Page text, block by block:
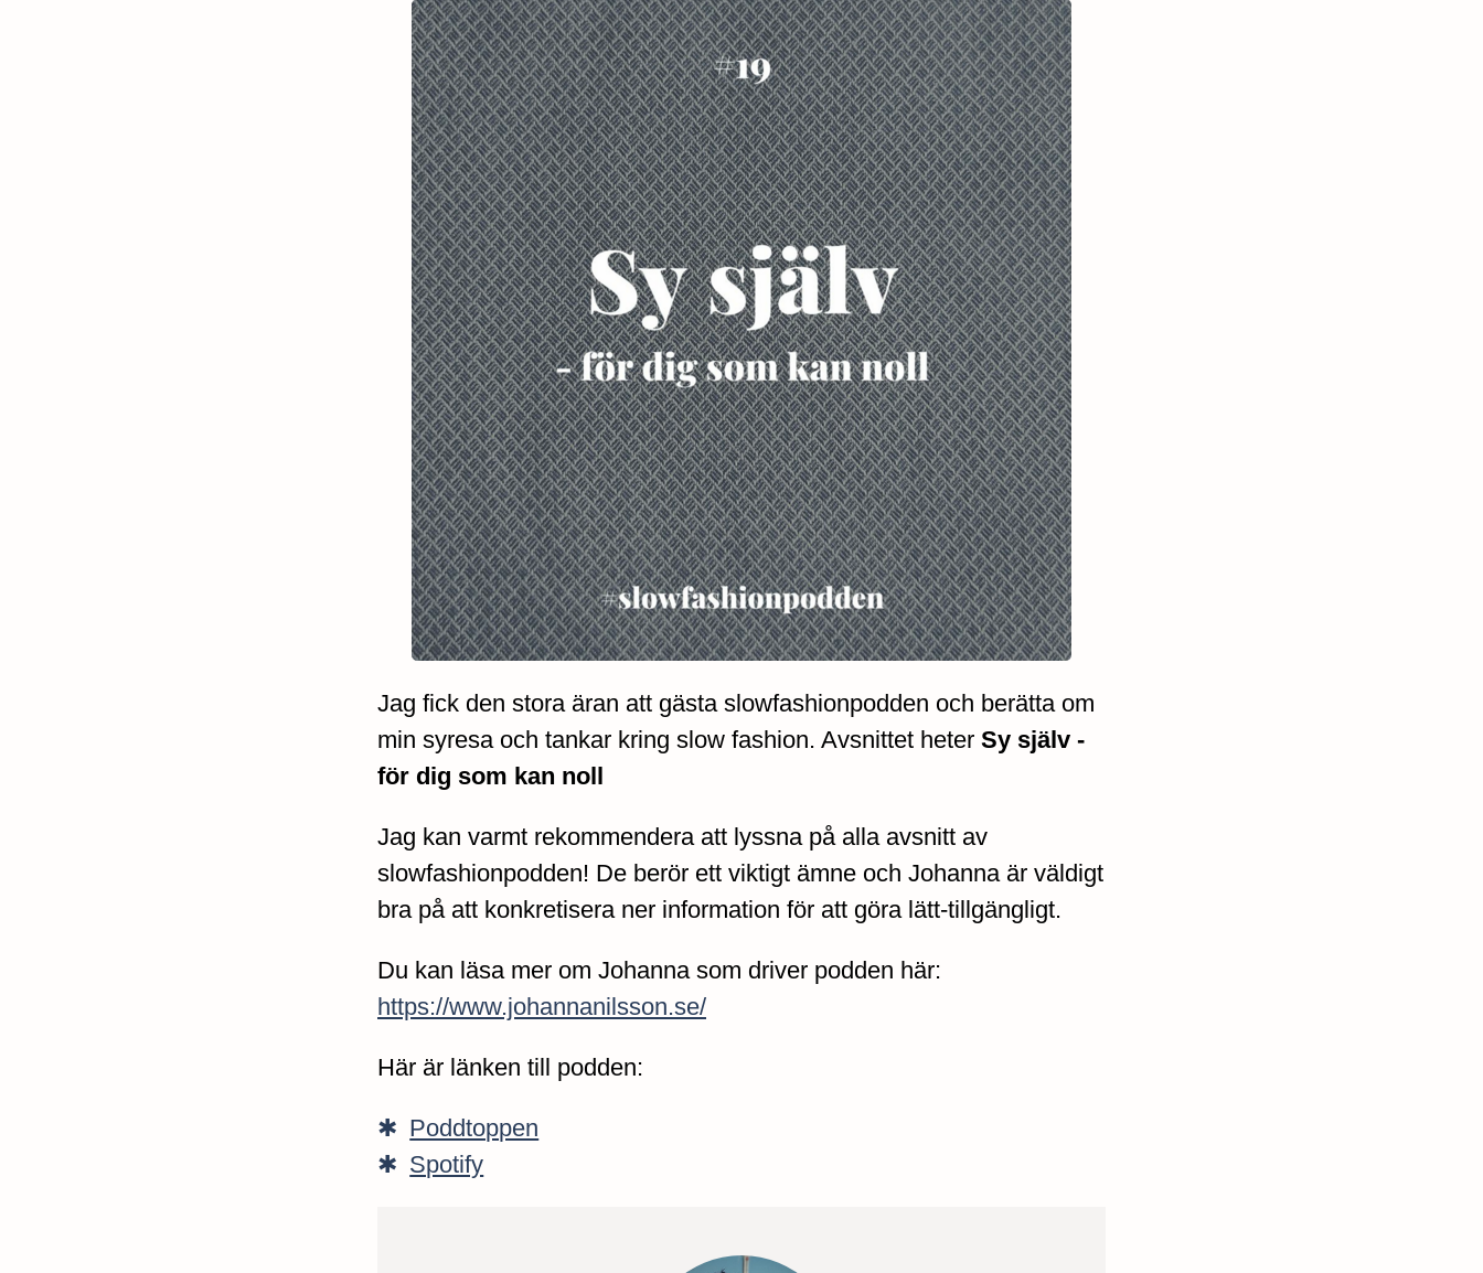
Jag fick den stora äran att gästa slowfashionpodden och berätta om
min syresa och tankar kring slow fashion. Avsnittet heter Sy själv -
för dig som kan noll
Jag kan varmt rekommendera att lyssna på alla avsnitt av
slowfashionpodden! De berör ett viktigt ämne och Johanna är väldigt
bra på att konkretisera ner information för att göra lätt-tillgängligt.
Du kan läsa mer om Johanna som driver podden här:
https://www.johannanilsson.se/
Här är länken till podden:
Poddtoppen
Spotify